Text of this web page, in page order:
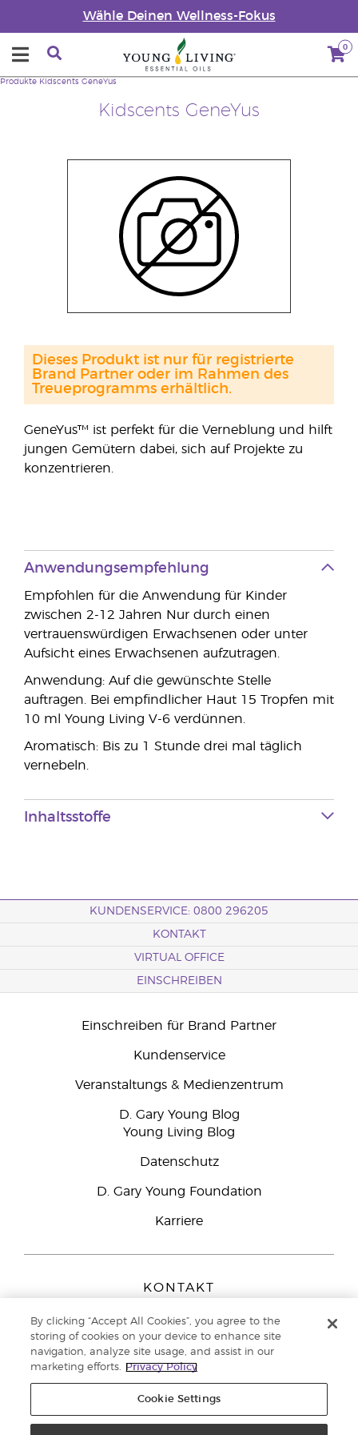
Wähle Deinen Wellness-Fokus
0
Kidscents GeneYus
Produkte Kidscents GeneYus
GeneYus™ ist perfekt für die Verneblung und hilft
jungen Gemütern dabei, sich auf Projekte zu
konzentrieren.
Dieses Produkt ist nur für registrierte
Brand Partner oder im Rahmen des
Treueprogramms erhältlich.
Anwendungsempfehlung
Empfohlen für die Anwendung für Kinder
zwischen 2-12 Jahren Nur durch einen
vertrauenswürdigen Erwachsenen oder unter
Aufsicht eines Erwachsenen aufzutragen.
Anwendung: Auf die gewünschte Stelle
auftragen. Bei empfindlicher Haut 15 Tropfen mit
10 ml Young Living V-6 verdünnen.
Aromatisch: Bis zu 1 Stunde drei mal täglich
vernebeln.
Inhaltsstoffe
KUNDENSERVICE: 0800 296205
KONTAKT
VIRTUAL OFFICE
EINSCHREIBEN
Einschreiben für Brand Partner
Kundenservice
Veranstaltungs & Medienzentrum
D. Gary Young Blog
Young Living Blog
Datenschutz
D. Gary Young Foundation
Karriere
KONTAKT
Peizerweg 97
9727 AJ Groningen
Netherlands
Kundenservice:0800-296205
By clicking “Accept All Cookies”, you agree to the
storing of cookies on your device to enhance site
navigation, analyze site usage, and assist in our
marketing efforts.
Privacy Policy
Cookie Settings